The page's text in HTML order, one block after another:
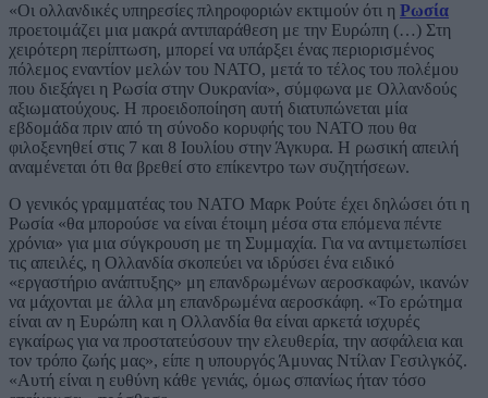
«Οι ολλανδικές υπηρεσίες πληροφοριών εκτιμούν ότι η Ρωσία
προετοιμάζει μια μακρά αντιπαράθεση με την Ευρώπη (…) Στη
χειρότερη περίπτωση, μπορεί να υπάρξει ένας περιορισμένος
πόλεμος εναντίον μελών του ΝΑΤΟ, μετά το τέλος του πολέμου
που διεξάγει η Ρωσία στην Ουκρανία», σύμφωνα με Ολλανδούς
αξιωματούχους. Η προειδοποίηση αυτή διατυπώνεται μία
εβδομάδα πριν από τη σύνοδο κορυφής του ΝΑΤΟ που θα
φιλοξενηθεί στις 7 και 8 Ιουλίου στην Άγκυρα. Η ρωσική απειλή
αναμένεται ότι θα βρεθεί στο επίκεντρο των συζητήσεων.
Ο γενικός γραμματέας του ΝΑΤΟ Μαρκ Ρούτε έχει δηλώσει ότι η
Ρωσία «θα μπορούσε να είναι έτοιμη μέσα στα επόμενα πέντε
χρόνια» για μια σύγκρουση με τη Συμμαχία. Για να αντιμετωπίσει
τις απειλές, η Ολλανδία σκοπεύει να ιδρύσει ένα ειδικό
«εργαστήριο ανάπτυξης» μη επανδρωμένων αεροσκαφών, ικανών
να μάχονται με άλλα μη επανδρωμένα αεροσκάφη. «Το ερώτημα
είναι αν η Ευρώπη και η Ολλανδία θα είναι αρκετά ισχυρές
εγκαίρως για να προστατεύσουν την ελευθερία, την ασφάλεια και
τον τρόπο ζωής μας», είπε η υπουργός Άμυνας Ντίλαν Γεσιλγκόζ.
«Αυτή είναι η ευθύνη κάθε γενιάς, όμως σπανίως ήταν τόσο